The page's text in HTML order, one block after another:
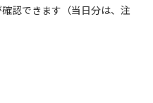
認できます（当日分は、注